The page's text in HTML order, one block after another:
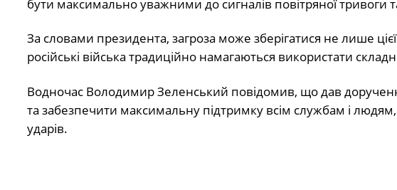
бути максимально уважними до сигналів повітряної тривоги
За словами президента, загроза може зберігатися не лише
російські війська традиційно намагаються використати
Водночас Володимир Зеленський повідомив, що дав
та забезпечити максимальну підтримку всім службам і
ударів.